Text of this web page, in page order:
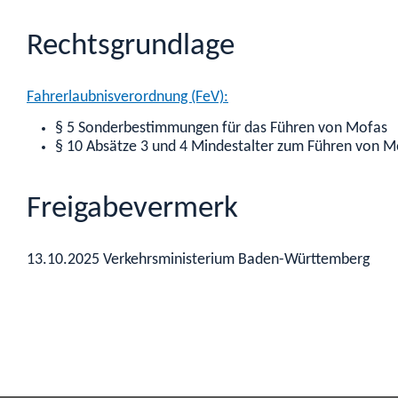
Rechtsgrundlage
Fahrerlaubnisverordnung (FeV):
§ 5 Sonderbestimmungen für das Führen von Mofas
§ 10 Absätze 3 und 4 Mindestalter zum Führen von
Freigabevermerk
13.10.2025 Verkehrsministerium Baden-Württemberg